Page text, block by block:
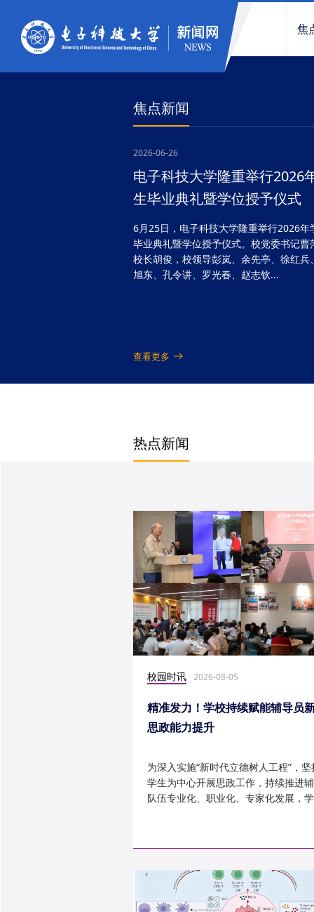
焦
焦点新闻
2026-06-26
电子科技大学隆重举行2026
生毕业典礼暨学位授予仪式
6月25日，电子科技大学隆重举行2026年
毕业典礼暨学位授予仪式。校党委书记曹
校长胡俊，校领导彭岚、余先亭、徐红兵
旭东、孔令讲、罗光春、赵志钦...
查看更多
热点新闻
校园时讯 2026-08-05
精准发力！学校持续赋能辅导员
思政能力提升
为深入实施“新时代立德树人工程”，
学生为中心开展思政工作，持续推进
队伍专业化、职业化、专家化发展，